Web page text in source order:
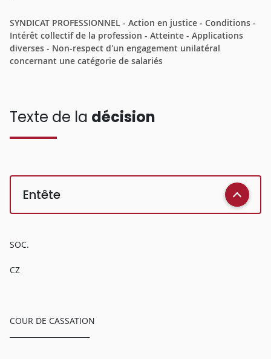
SYNDICAT PROFESSIONNEL - Action en justice - Conditions -
Intérêt collectif de la profession - Atteinte - Applications
diverses - Non-respect d'un engagement unilatéral
concernant une catégorie de salariés
Texte de la décision
Entête
SOC.
CZ
COUR DE CASSATION